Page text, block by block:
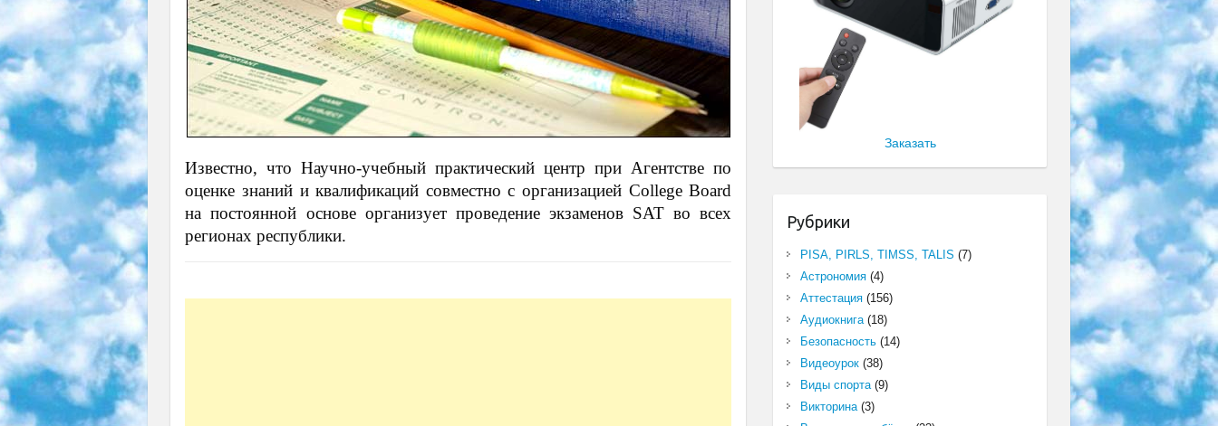
Известно, что Научно-учебный практический центр при Агентстве по
оценке знаний и квалификаций совместно с организацией College Board
на постоянной основе организует проведение экзаменов SAT во всех
регионах республики.
Заказать
Рубрики
PISA, PIRLS, TIMSS, TALIS (7)
Астрономия(4)
Аттестация(156)
Аудиокнига(18)
Безопасность(14)
Видеоурок(38)
Виды спорта(9)
Викторина(3)